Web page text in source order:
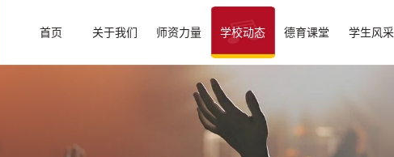
首页 关于我们 师资力量 学校动态 德育课堂 学生风采